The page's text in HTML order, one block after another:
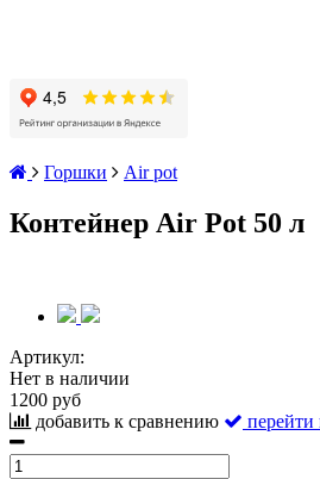
Горшки Air pot
Контейнер Air Pot 50 л
Артикул:
Нет в наличии
1200 руб
добавить к сравнению